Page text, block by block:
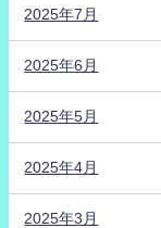
2025年7月
2025年6月
2025年5月
2025年4月
2025年3月